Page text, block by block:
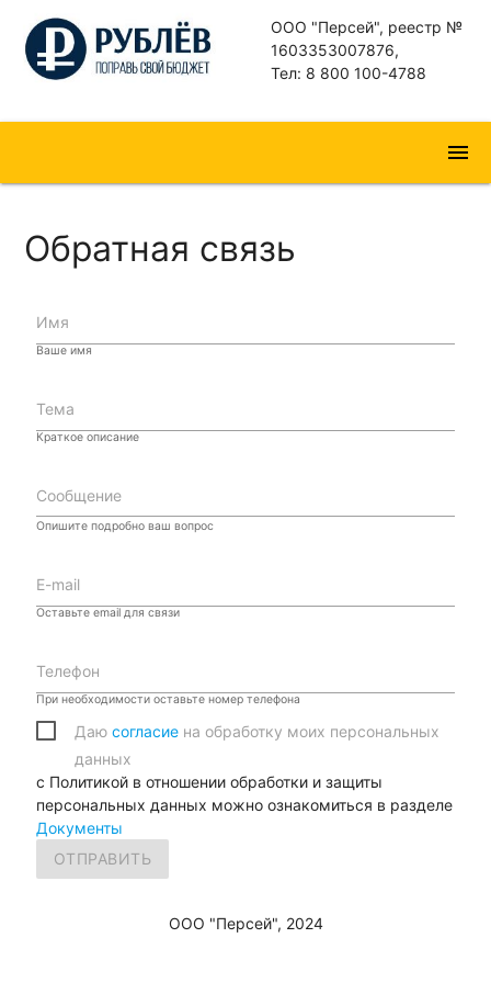
ООО "Персей", реестр №
1603353007876,
Тел: 8 800 100-4788
menu
Обратная связь
Имя
Ваше имя
Тема
Краткое описание
Сообщение
Опишите подробно ваш вопрос
E-mail
Оставьте email для связи
Телефон
При необходимости оставьте номер телефона
Даю согласие на обработку моих персональных
данных
с Политикой в отношении обработки и защиты
персональных данных можно ознакомиться в разделе
Документы
ООО "Персей", 2024